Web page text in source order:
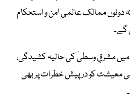
دونوں ممالک عالمی امن و استحکام
گے۔
میں مشرقِ وسطیٰ کی حالیہ کشیدگی،
معیشت کو درپیش خطرات پر بھی